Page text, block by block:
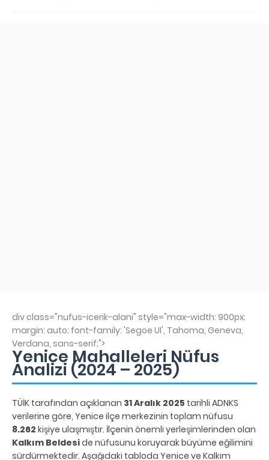
div class="nufus-icerik-alani" style="max-width: 900px;
margin: auto; font-family: 'Segoe UI', Tahoma, Geneva,
Verdana, sans-serif;">
Yenice Mahalleleri Nüfus
Analizi (2024 – 2025)
TÜİK tarafından açıklanan 31 Aralık 2025 tarihli ADNKS
verilerine göre, Yenice ilçe merkezinin toplam nüfusu
8.262 kişiye ulaşmıştır. İlçenin önemli yerleşimlerinden olan
Kalkım Beldeside nüfusunu koruyarak büyüme eğilimini
sürdürmektedir. Aşağıdaki tabloda Yenice ve Kalkım